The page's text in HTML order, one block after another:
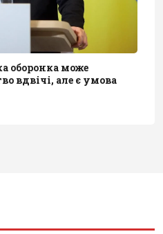
оборонка може
вдвічі, але є умова